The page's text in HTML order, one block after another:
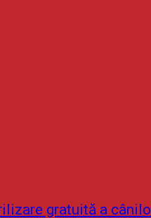
gratuită a